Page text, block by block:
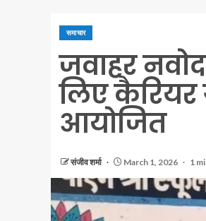
समाचार
जवाहर
लिए कैरियर
आयोजित
संजीव शर्मा March 1, 2026 1